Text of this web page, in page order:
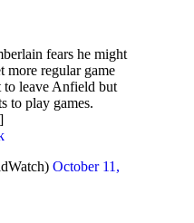
fears he might
more regular game
to leave Anfield but
to play games.
]
October 11,